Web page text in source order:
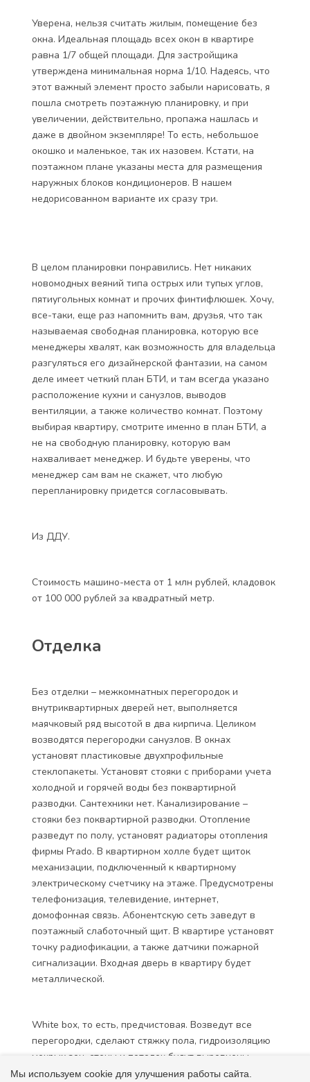
Уверена, нельзя считать жилым, помещение без
окна. Идеальная площадь всех окон в квартире
равна 1/7 общей площади. Для застройщика
утверждена минимальная норма 1/10. Надеясь, что
этот важный элемент просто забыли нарисовать, я
пошла смотреть поэтажную планировку, и при
увеличении, действительно, пропажа нашлась и
даже в двойном экземпляре! То есть, небольшое
окошко и маленькое, так их назовем. Кстати, на
поэтажном плане указаны места для размещения
наружных блоков кондиционеров. В нашем
недорисованном варианте их сразу три.
В целом планировки понравились. Нет никаких
новомодных веяний типа острых или тупых углов,
пятиугольных комнат и прочих финтифлюшек. Хочу,
все-таки, еще раз напомнить вам, друзья, что так
называемая свободная планировка, которую все
менеджеры хвалят, как возможность для владельца
разгуляться его дизайнерской фантазии, на самом
деле имеет четкий план БТИ, и там всегда указано
расположение кухни и санузлов, выводов
вентиляции, а также количество комнат. Поэтому
выбирая квартиру, смотрите именно в план БТИ, а
не на свободную планировку, которую вам
нахваливает менеджер. И будьте уверены, что
менеджер сам вам не скажет, что любую
перепланировку придется согласовывать.
Из ДДУ.
Стоимость машино-места от 1 млн рублей, кладовок
от 100 000 рублей за квадратный метр.
Отделка
Без отделки – межкомнатных перегородок и
внутриквартирных дверей нет, выполняется
маячковый ряд высотой в два кирпича. Целиком
возводятся перегородки санузлов. В окнах
установят пластиковые двухпрофильные
стеклопакеты. Установят стояки с приборами учета
холодной и горячей воды без поквартирной
разводки. Сантехники нет. Канализирование –
стояки без поквартирной разводки. Отопление
разведут по полу, установят радиаторы отопления
фирмы Prado. В квартирном холле будет щиток
механизации, подключенный к квартирному
электрическому счетчику на этаже. Предусмотрены
телефонизация, телевидение, интернет,
домофонная связь. Абонентскую сеть заведут в
поэтажный слаботочный щит. В квартире установят
точку радиофикации, а также датчики пожарной
сигнализации. Входная дверь в квартиру будет
металлической.
White box, то есть, предчистовая. Возведут все
перегородки, сделают стяжку пола, гидроизоляцию
мокрых зон, стены и потолок будут выровнены,
разведут электричество, установят подоконную
Мы используем cookie для улучшения работы сайта.